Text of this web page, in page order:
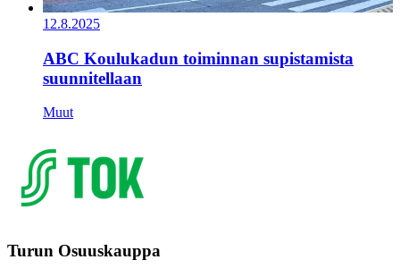
12.8.2025
ABC Koulukadun toiminnan supistamista
suunnitellaan
Muut
Turun Osuuskauppa